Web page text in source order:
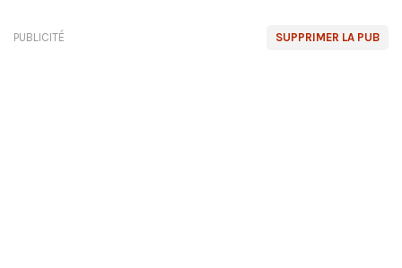
SUPPRIMER LA PUB
PUBLICITÉ